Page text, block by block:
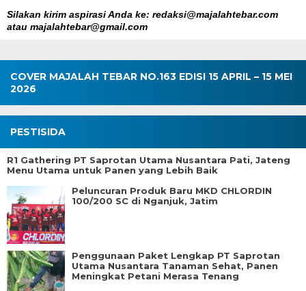
Silakan kirim aspirasi Anda ke: redaksi@majalahtebar.com
atau majalahtebar@gmail.com
COVER MAJALAH TEBAR NO.163 EDISI 15 APRIL – 15 MEI
2026
PESTISIDA
R1 Gathering PT Saprotan Utama Nusantara Pati, Jateng
Menu Utama untuk Panen yang Lebih Baik
Peluncuran Produk Baru MKD CHLORDIN
100/200 SC di Nganjuk, Jatim
Penggunaan Paket Lengkap PT Saprotan
Utama Nusantara Tanaman Sehat, Panen
Meningkat Petani Merasa Tenang